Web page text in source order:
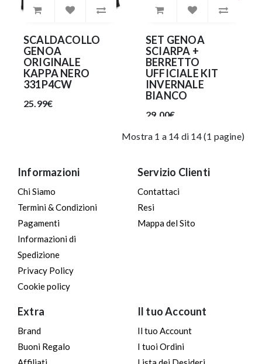
SCALDACOLLO
GENOA
ORIGINALE
KAPPA NERO
331P4CW
25.99€
SET GENOA
SCIARPA +
BERRETTO
UFFICIALE KIT
INVERNALE
BIANCO
29.00€
Mostra 1 a 14 di 14 (1 pagine)
Informazioni
Chi Siamo
Termini & Condizioni
Pagamenti
Informazioni di
Spedizione
Privacy Policy
Cookie policy
Servizio Clienti
Contattaci
Resi
Mappa del Sito
Extra
Brand
Buoni Regalo
Il tuo Account
Il tuo Account
I tuoi Ordini